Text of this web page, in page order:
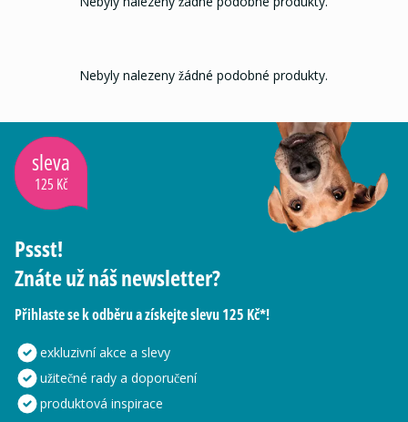
Nebyly nalezeny žádné podobné produkty.
sleva
125 Kč
Pssst!
Znáte už náš newsletter?
Přihlaste se k odběru a získejte slevu 125 Kč*!
exkluzivní akce a slevy
užitečné rady a doporučení
produktová inspirace